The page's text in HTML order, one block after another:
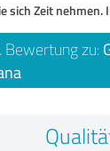
sich Zeit
Bewertung zu: